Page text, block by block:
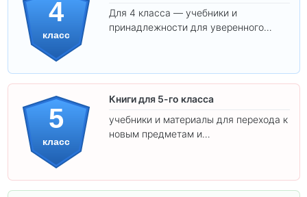
4
класс
Для 4 класса — учебники и
принадлежности для уверенного
5
класс
Книги для 5-го класса
учебники и материалы для перехода к
новым предметам и